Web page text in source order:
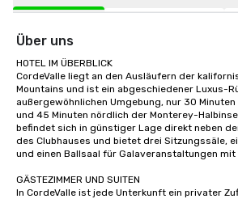
Über uns
HOTEL IM ÜBERBLICK
CordeValle liegt an den Ausläufern der
Mountains und ist ein abgeschiedener Luxus-
außergewöhnlichen Umgebung, nur 30
und 45 Minuten nördlich der Monterey-
befindet sich in günstiger Lage direkt neben
des Clubhauses und bietet drei Sitzungssäle,
und einen Ballsaal für Galaveranstaltungen mit
GÄSTEZIMMER UND SUITEN
In CordeValle ist jede Unterkunft ein privater